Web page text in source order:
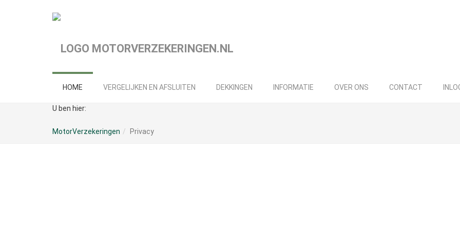
HOME VERGELIJKEN EN AFSLUITEN DEKKINGEN INFORMATIE OVER ONS CONTACT
U ben hier:
MotorVerzekeringen Privacy